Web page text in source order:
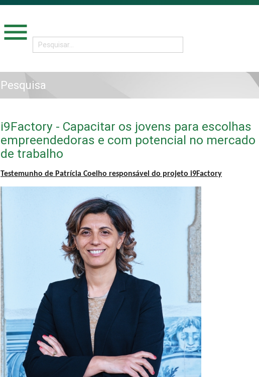
menu
Pesquisa
i9Factory - Capacitar os jovens para escolhas
empreendedoras e com potencial no mercado
de trabalho
Testemunho de Patrícia Coelho responsável do projeto i9Factory